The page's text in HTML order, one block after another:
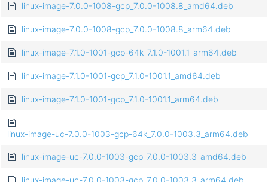
linux-image-7.0.0-1008-gcp_7.0.0-1008.8_amd64.deb
linux-image-7.0.0-1008-gcp_7.0.0-1008.8_arm64.deb
linux-image-7.1.0-1001-gcp-64k_7.1.0-1001.1_arm64.deb
linux-image-7.1.0-1001-gcp_7.1.0-1001.1_amd64.deb
linux-image-7.1.0-1001-gcp_7.1.0-1001.1_arm64.deb
linux-image-uc-7.0.0-1003-gcp-64k_7.0.0-1003.3_arm64.deb
linux-image-uc-7.0.0-1003-gcp_7.0.0-1003.3_amd64.deb